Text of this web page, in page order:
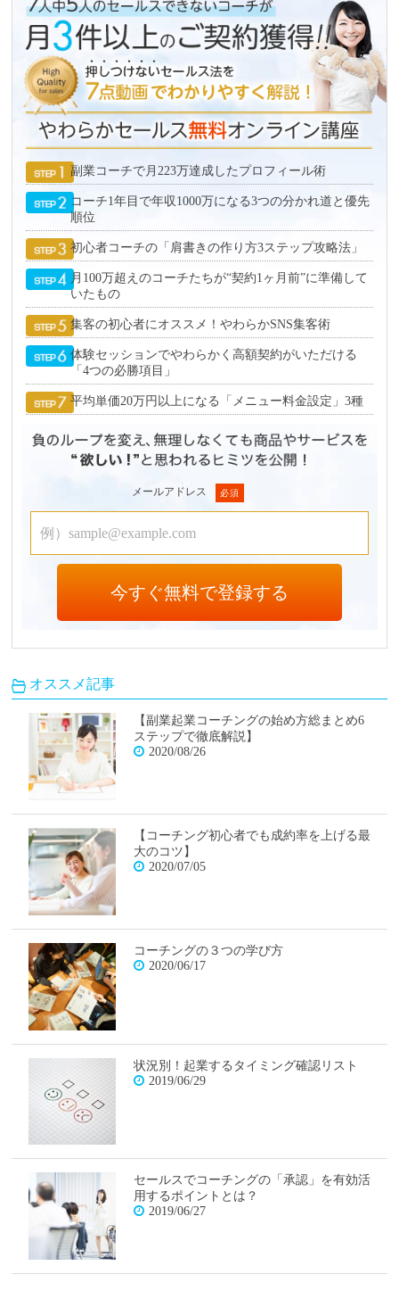
副業コーチで月223万達成したプロフィール術
コーチ1年目で年収1000万になる3つの分かれ道と優先
順位
初心者コーチの「肩書きの作り方3ステップ攻略法」
月100万超えのコーチたちが“契約1ヶ月前”に準備して
いたもの
集客の初心者にオススメ！やわらかSNS集客術
体験セッションでやわらかく高額契約がいただける
「4つの必勝項目」
平均単価20万円以上になる「メニュー料金設定」3種
メールアドレス
オススメ記事
【副業起業コーチングの始め方総まとめ6
ステップで徹底解説】
2020/08/26
【コーチング初心者でも成約率を上げる最
大のコツ】
2020/07/05
コーチングの３つの学び方
2020/06/17
状況別！起業するタイミング確認リスト
2019/06/29
セールスでコーチングの「承認」を有効活
用するポイントとは？
2019/06/27